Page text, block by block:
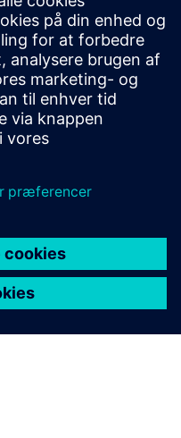
at implementere — og
og løsninger udgør
For mere information